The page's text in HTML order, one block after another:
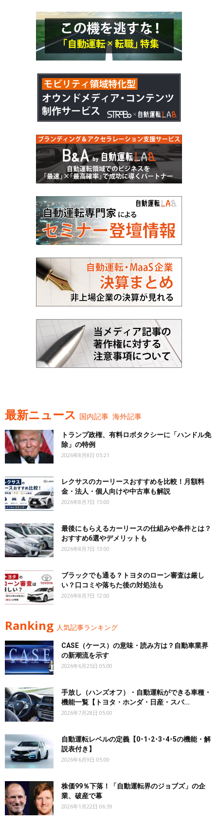
最新ニュース 国内記事 海外記事
トランプ政権、有料ロボタクシーに「ハンドル免
除」の特例
2026年8月8日 05:21
レクサスのカーリースおすすめを比較！月額料
金・法人・個人向けや中古車も解説
2026年8月7日 15:00
最後にもらえるカーリースの仕組みや条件とは？
おすすめ6選やデメリットも
2026年8月7日 13:00
ブラックでも通る？トヨタのローン審査は厳し
い？口コミや落ちた後の対処法も
2026年8月7日 12:00
Ranking 人気記事ランキング
CASE（ケース）の意味・読み方は？自動車業界
の新潮流を示す
2026年6月25日 05:00
手放し（ハンズオフ）・自動運転ができる車種・
機能一覧【トヨタ・ホンダ・日産・スバ...
2026年7月28日 05:00
自動運転レベルの定義【0･1･2･3･4･5の機能・解
説表付き】
2026年6月9日 05:00
株価99％下落！「自動運転界のジョブズ」の企
業、破産で幕
2026年1月22日 06:39